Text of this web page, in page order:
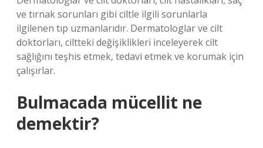
ve tırnak sorunları gibi ciltle ilgili sorunlarla
ilgilenen tıp uzmanlarıdır. Dermatologlar ve cilt
doktorları, ciltteki değişiklikleri inceleyerek cilt
sağlığını teşhis etmek, tedavi etmek ve korumak için
çalışırlar.
Bulmacada mücellit ne
demektir?